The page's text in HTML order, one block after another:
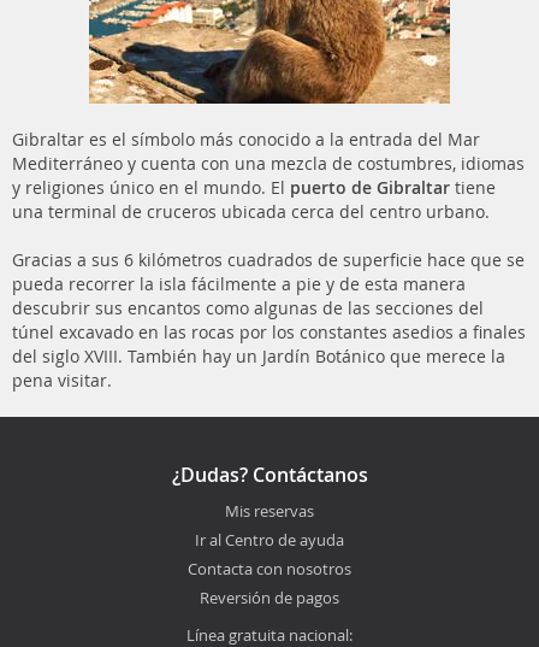
Gibraltar es el símbolo más conocido a la entrada del Mar
Mediterráneo y cuenta con una mezcla de costumbres, idiomas
y religiones único en el mundo. El puerto de Gibraltar tiene
una terminal de cruceros ubicada cerca del centro urbano.
Gracias a sus 6 kilómetros cuadrados de superficie hace que se
pueda recorrer la isla fácilmente a pie y de esta manera
descubrir sus encantos como algunas de las secciones del
túnel excavado en las rocas por los constantes asedios a finales
del siglo XVIII. También hay un Jardín Botánico que merece la
pena visitar.
¿Dudas? Contáctanos
Mis reservas
Ir al Centro de ayuda
Contacta con nosotros
Reversión de pagos
Línea gratuita nacional: